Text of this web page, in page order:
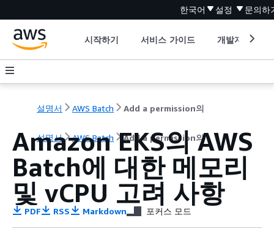
한국어 설정 문의하
시작하기 서비스 가이드 개발자 도구
설명서 AWS Batch Add a permission의
설명서 AWS Batch Add a permission의
Amazon EKS의 AWS
Batch에 대한 메모리
및 vCPU 고려 사항
PDF RSS Markdown 포커스 모드